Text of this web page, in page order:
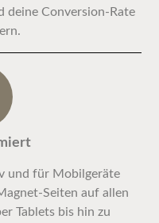
deine Conversion-Rate
und für Mobilgeräte
Seiten auf allen
Tablets bis hin zu